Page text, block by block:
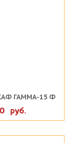
ГАММА-15 Ф
руб.